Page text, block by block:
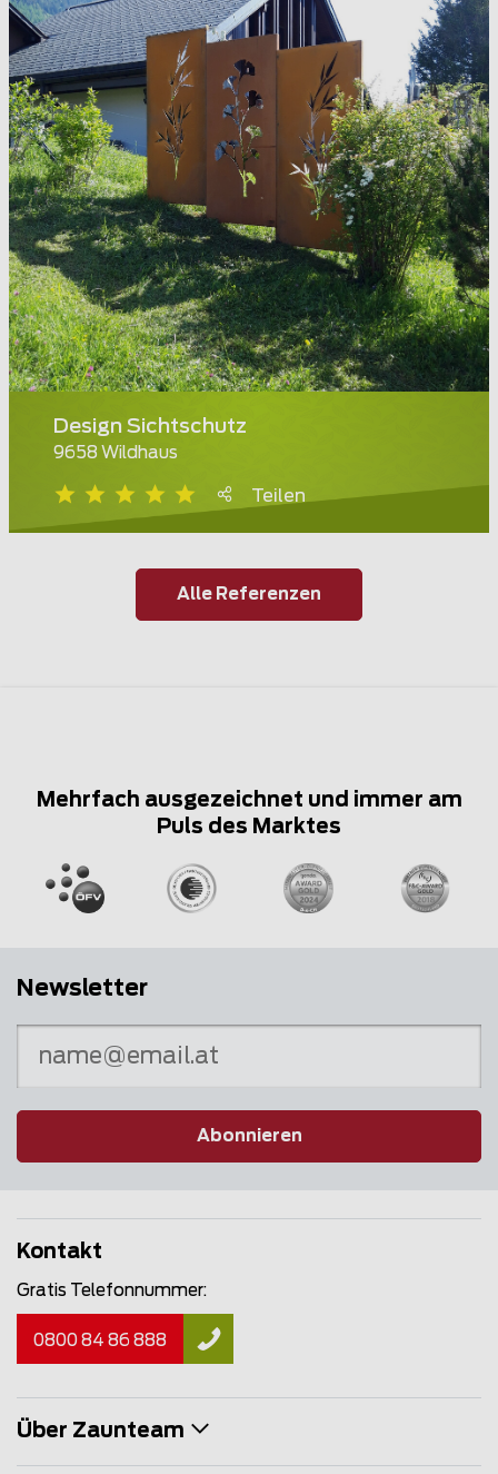
Design Sichtschutz
9658 Wildhaus
Teilen
Alle Referenzen
Mehrfach ausgezeichnet und immer am
Puls des Marktes
Newsletter
Abonnieren
Kontakt
Gratis Telefonnummer:
0800 84 86 888
Über Zaunteam